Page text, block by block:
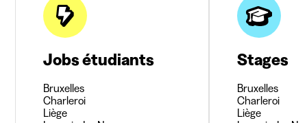
Jobs étudiants
Bruxelles
Charleroi
Liège
Stages
Bruxelles
Charleroi
Liège